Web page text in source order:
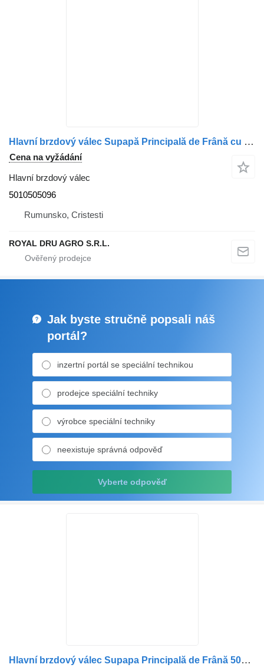
Hlavní brzdový válec Supapă Principală de Frână cu Pedală 5010505096 pro nákladní auta Renault 5001857063 5001857066 1526245
Cena na vyžádání
Hlavní brzdový válec
5010505096
Rumunsko, Cristesti
ROYAL DRU AGRO S.R.L.
Jak byste stručně popsali náš
portál?
inzertní portál se speciální technikou
prodejce speciální techniky
výrobce speciální techniky
neexistuje správná odpověď
Vyberte odpověď
Hlavní brzdový válec Supapa Principală de Frână 5010422013 pro nákladní auta Renault – Cod